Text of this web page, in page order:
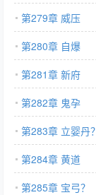
第279章 威压
第280章 自爆
第281章 新府
第282章 鬼孕
第283章 立婴丹？
第284章 黄道
第285章 宝弓？